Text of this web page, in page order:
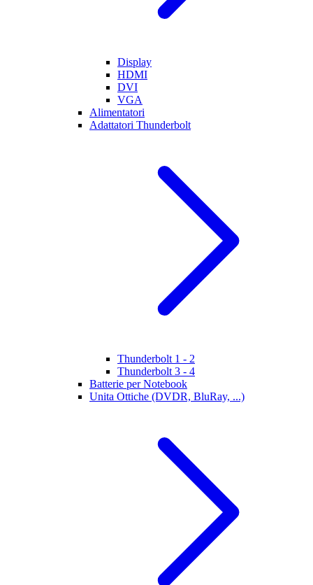
Display
HDMI
DVI
VGA
Alimentatori
Adattatori Thunderbolt
Thunderbolt 1 - 2
Thunderbolt 3 - 4
Batterie per Notebook
Unita Ottiche (DVDR, BluRay, ...)